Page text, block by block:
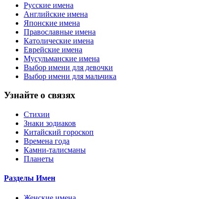
Русские имена
Английские имена
Японские имена
Православные имена
Католические имена
Еврейские имена
Мусульманские имена
Выбор имени для девочки
Выбор имени для мальчика
Узнайте о связях
Стихии
Знаки зодиаков
Китайский гороскоп
Времена года
Камни-талисманы
Планеты
Разделы Имен